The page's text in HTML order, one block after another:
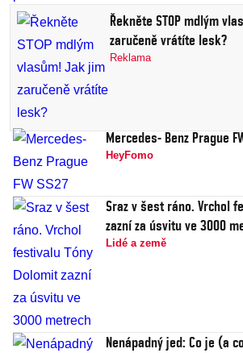
Řekněte STOP mdlým
zaručeně vrátíte lesk?
Reklama
Mercedes- Benz Prague
HeyFomo
Sraz v šest ráno. Vrchol
zazní za úsvitu ve 3000
Lidé a země
Nenápadný jed: Co je (a